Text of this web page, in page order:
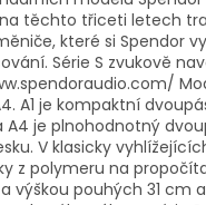
těchto třiceti letech
které si Spendor
Série S zvukově
A1 je kompaktní
je plnohodnotný
V klasicky
z polymeru na
výškou pouhých 31 cm